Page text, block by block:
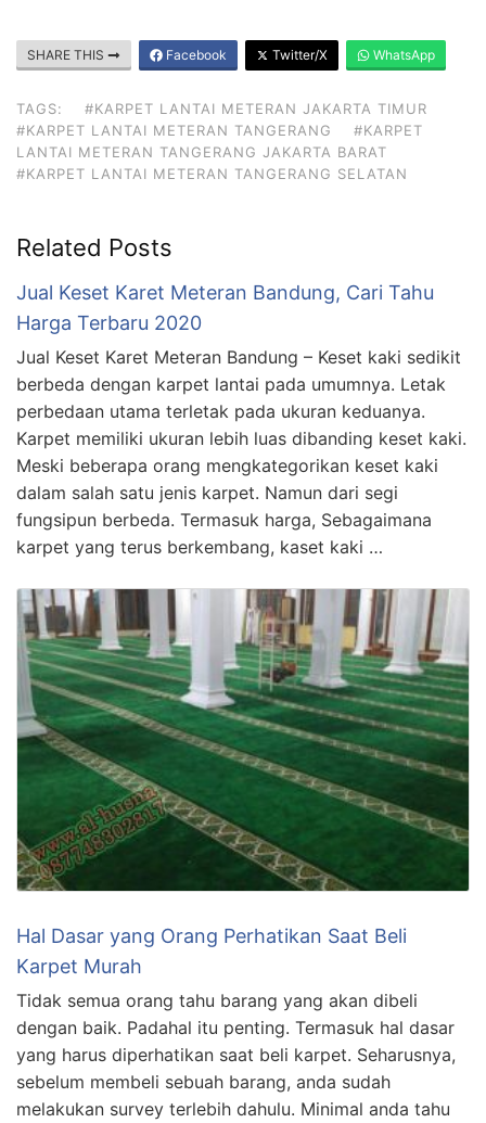
SHARE THIS Facebook Twitter/X WhatsApp
TAGS:
#KARPET LANTAI METERAN JAKARTA TIMUR
#KARPET LANTAI METERAN TANGERANG
#KARPET
LANTAI METERAN TANGERANG JAKARTA BARAT
#KARPET LANTAI METERAN TANGERANG SELATAN
Related Posts
Jual Keset Karet Meteran Bandung, Cari Tahu
Harga Terbaru 2020
Jual Keset Karet Meteran Bandung – Keset kaki sedikit
berbeda dengan karpet lantai pada umumnya. Letak
perbedaan utama terletak pada ukuran keduanya.
Karpet memiliki ukuran lebih luas dibanding keset kaki.
Meski beberapa orang mengkategorikan keset kaki
dalam salah satu jenis karpet. Namun dari segi
fungsipun berbeda. Termasuk harga, Sebagaimana
karpet yang terus berkembang, kaset kaki …
Hal Dasar yang Orang Perhatikan Saat Beli
Karpet Murah
Tidak semua orang tahu barang yang akan dibeli
dengan baik. Padahal itu penting. Termasuk hal dasar
yang harus diperhatikan saat beli karpet. Seharusnya,
sebelum membeli sebuah barang, anda sudah
melakukan survey terlebih dahulu. Minimal anda tahu